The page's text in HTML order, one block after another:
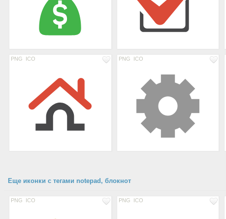
PNG ICO PNG ICO
Еще иконки с тегами notepad, блокнот
PNG ICO PNG ICO